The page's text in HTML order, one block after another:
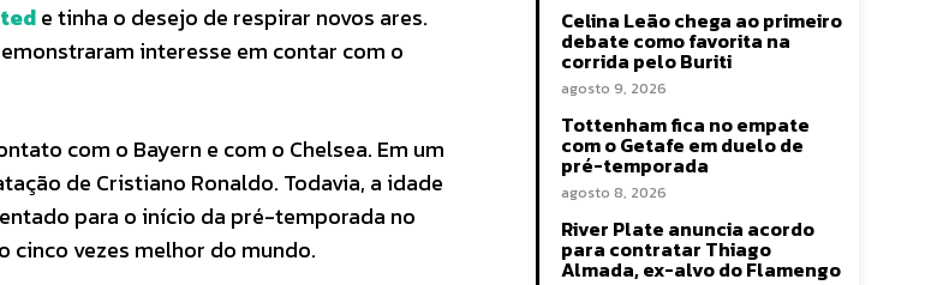
e tinha o desejo de respirar novos ares.
interesse em contar com o
com o Bayern e com o Chelsea. Em um
de Cristiano Ronaldo. Todavia, a idade
para o início da pré-temporada no
cinco vezes melhor do mundo.
Celina Leão chega ao primeiro
debate como favorita na
corrida pelo Buriti
agosto 9, 2026
Tottenham fica no empate
com o Getafe em duelo de
pré-temporada
agosto 8, 2026
River Plate anuncia acordo
para contratar Thiago
Almada, ex-alvo do Flamengo